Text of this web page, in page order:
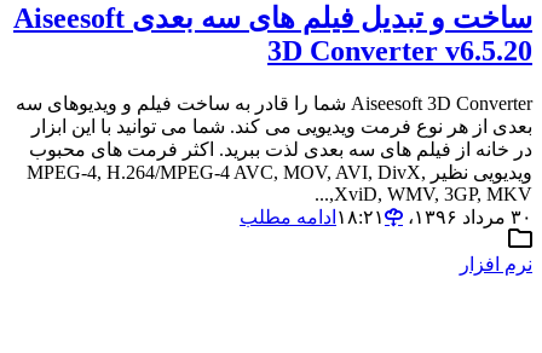
ساخت و تبدیل فیلم های سه بعدی Aiseesoft
3D Converter v6.5.20
Aiseesoft 3D Converter شما را قادر به ساخت فیلم و ویدیوهای سه
بعدی از هر نوع فرمت ویدیویی می کند. شما می توانید با این ابزار
در خانه از فیلم های سه بعدی لذت ببرید. اکثر فرمت های محبوب
ویدیویی نظیر MPEG-4, H.264/MPEG-4 AVC, MOV, AVI, DivX,
XviD, WMV, 3GP, MKV,...
۳۰ مرداد ۱۳۹۶،‏ ۱۸:۲۱
ادامه مطلب
نرم افزار